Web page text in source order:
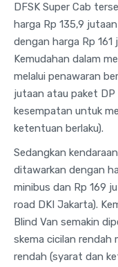
DFSK Super Cab
harga Rp 135,9
dengan harga Rp
Kemudahan dalam
melalui penawaran
jutaan atau paket
kesempatan untuk
ketentuan berlaku).
Sedangkan
ditawarkan dengan
minibus dan Rp 169
road DKI Jakarta).
Blind Van semakin
skema cicilan rendah
rendah (syarat dan